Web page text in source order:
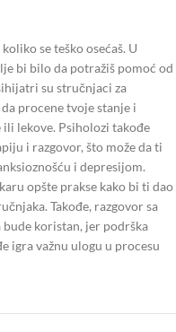
se teško osećaš. U
bi bilo da potražiš pomoć od
su stručnjaci za
procene tvoje stanje i
lekove. Psiholozi takođe
i razgovor, što može da ti
i depresijom.
opšte prakse kako bi ti dao
Takođe, razgovor sa
bude koristan, jer podrška
igra važnu ulogu u procesu